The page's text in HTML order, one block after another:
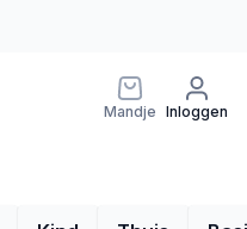
Mandje Inloggen